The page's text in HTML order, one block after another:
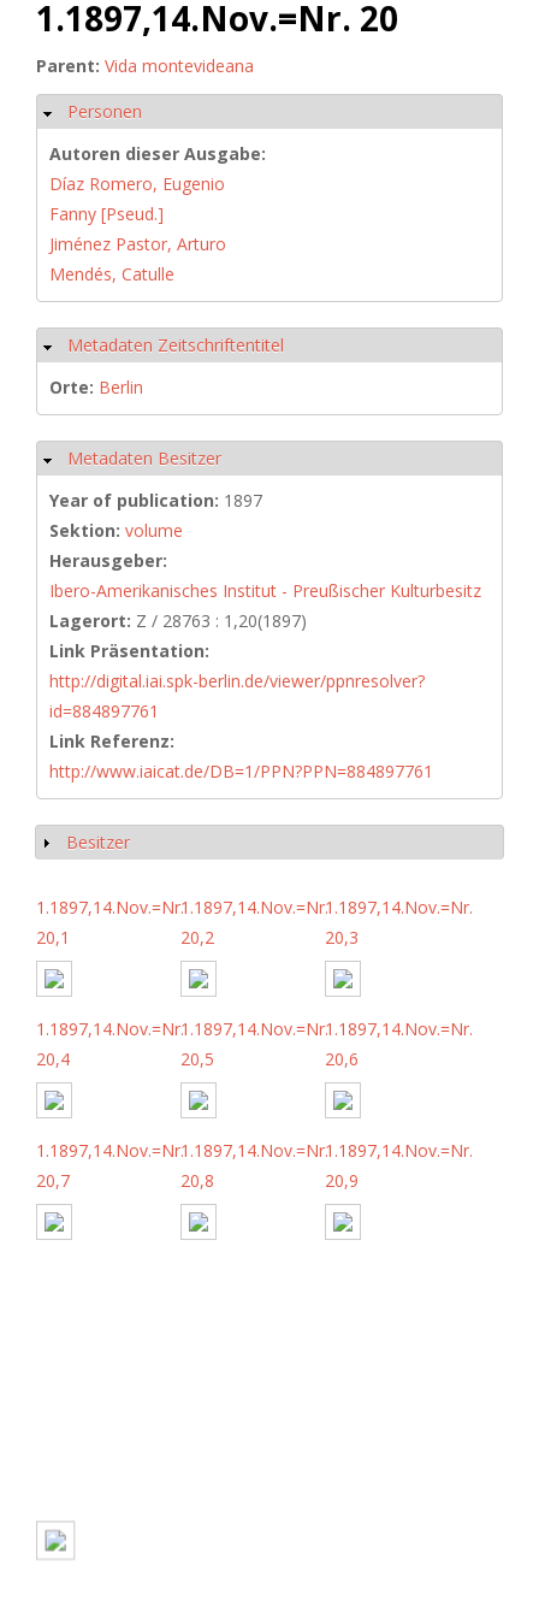
1.1897,14.Nov.=Nr. 20
Parent: Vida montevideana
Hide
Personen
Autoren dieser Ausgabe:
Díaz Romero, Eugenio
Fanny [Pseud.]
Jiménez Pastor, Arturo
Mendés, Catulle
Hide
Metadaten Zeitschriftentitel
Orte: Berlin
Hide
Metadaten Besitzer
Year of publication: 1897
Sektion: volume
Herausgeber:
Ibero-Amerikanisches Institut - Preußischer Kulturbesitz
Lagerort: Z / 28763 : 1,20(1897)
Link Präsentation:
http://digital.iai.spk-berlin.de/viewer/ppnresolver?
id=884897761
Link Referenz:
http://www.iaicat.de/DB=1/PPN?PPN=884897761
Show
Besitzer
1.1897,14.Nov.=Nr.
20,1
1.1897,14.Nov.=Nr.
20,2
1.1897,14.Nov.=Nr.
20,3
1.1897,14.Nov.=Nr.
20,4
1.1897,14.Nov.=Nr.
20,5
1.1897,14.Nov.=Nr.
20,6
1.1897,14.Nov.=Nr.
20,7
1.1897,14.Nov.=Nr.
20,8
1.1897,14.Nov.=Nr.
20,9